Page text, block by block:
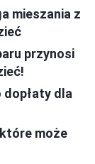
mieszania z
przynosi
dla
może